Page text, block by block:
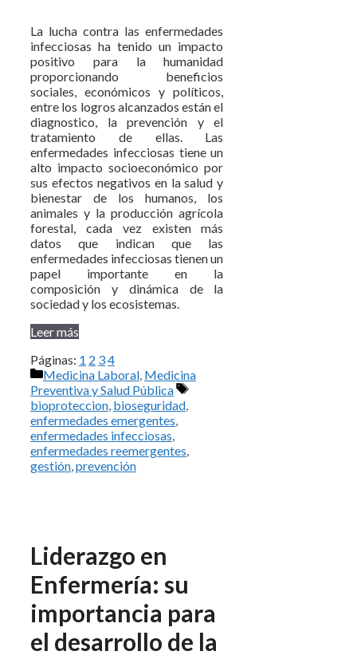
La lucha contra las enfermedades
infecciosas ha tenido un impacto
positivo para la humanidad
proporcionando beneficios
sociales, económicos y políticos,
entre los logros alcanzados están el
diagnostico, la prevención y el
tratamiento de ellas. Las
enfermedades infecciosas tiene un
alto impacto socioeconómico por
sus efectos negativos en la salud y
bienestar de los humanos, los
animales y la producción agrícola
forestal, cada vez existen más
datos que indican que las
enfermedades infecciosas tienen un
papel importante en la
composición y dinámica de la
sociedad y los ecosistemas.
Leer más
Páginas: 1 2 34
Categorías
Medicina Laboral Medicina
Preventiva y Salud Pública
Etiquetas
bioproteccion bioseguridad
enfermedades emergentes
enfermedades infecciosas
enfermedades reemergentes
gestión prevención
Liderazgo en
Enfermería: su
importancia para
el desarrollo de la